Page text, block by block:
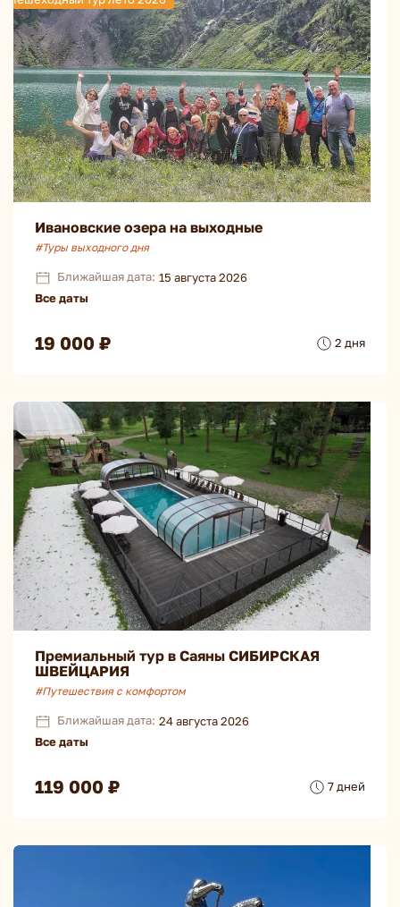
Ивановские озера на выходные
#Туры выходного дня
Ближайшая дата: 15 августа 2026
Все даты
19 000 ₽ 2 дня
Премиальный тур в Саяны СИБИРСКАЯ
ШВЕЙЦАРИЯ
#Путешествия с комфортом
Ближайшая дата: 24 августа 2026
Все даты
119 000 ₽ 7 дней